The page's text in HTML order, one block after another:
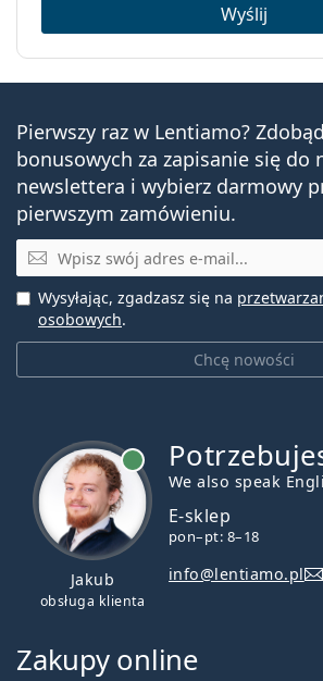
Wyślij
Pierwszy raz w Lentiamo?
bonusowych za zapisanie się do
newslettera i wybierz darmowy
pierwszym zamówieniu.
E-mail
Chcę nowości
Wysyłając, zgadzasz się na
osobowych.
Jakub
obsługa klienta
We also speak
E-sklep
pon–pt: 8–18
info@lentiamo.pl
Zakupy online